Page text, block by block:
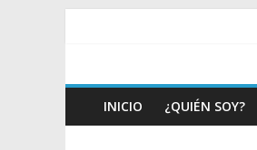
INICIO ¿QUIÉN SOY?